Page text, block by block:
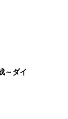
～ダイ